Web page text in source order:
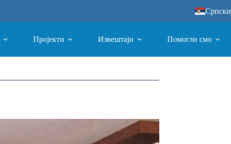
Српски
Пројекти Извештаји Помогли смо